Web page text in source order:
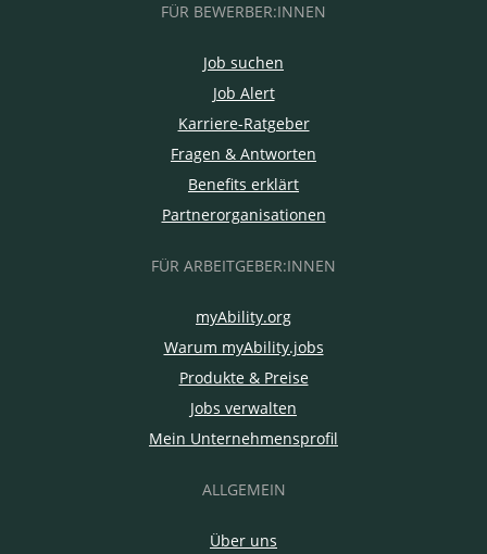
FÜR BEWERBER:INNEN
Job suchen
Job Alert
Karriere-Ratgeber
Fragen & Antworten
Benefits erklärt
Partnerorganisationen
FÜR ARBEITGEBER:INNEN
myAbility.org
Warum myAbility.jobs
Produkte & Preise
Jobs verwalten
Mein Unternehmensprofil
ALLGEMEIN
Über uns